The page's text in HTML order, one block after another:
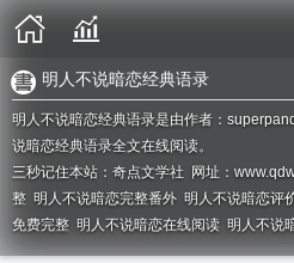
明人不说暗恋经典语录
明人不说暗恋经典语录是由作者：
说暗恋经典语录全文在线阅读。
三秒记住本站：奇点文学社 网址：
整 明人不说暗恋完整番外 明人不说暗恋评
免费完整 明人不说暗恋在线阅读 明人不说
局明人不说暗恋txt 番外明人不说暗恋广